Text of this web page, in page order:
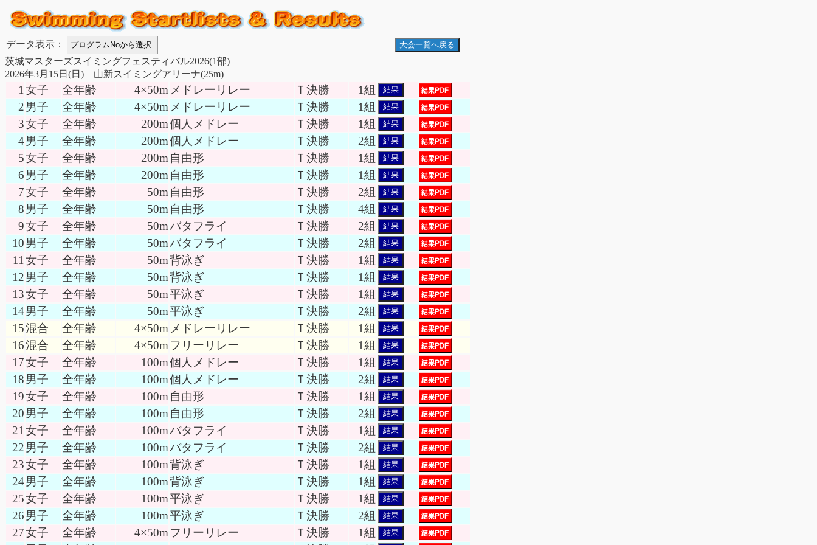
データ表示： 大会一覧へ戻る
茨城マスターズスイミングフェスティバル2026(1部)
2026年3月15日(日) 山新スイミングアリーナ(25m)
1 女子 全年齢 4×50m メドレーリレー Ｔ決勝 1組 結果
2男子 全年齢 4×50m メドレーリレー Ｔ決勝 1組 結果
3女子 全年齢 200m個人メドレー Ｔ決勝 1組 結果
4男子 全年齢 200m個人メドレー Ｔ決勝 2組 結果
5女子 全年齢 200m 自由形 Ｔ決勝 1組 結果
6男子 全年齢 200m 自由形 Ｔ決勝 1組 結果
7女子 全年齢 50m 自由形 Ｔ決勝 2組 結果
8男子 全年齢 50m 自由形 Ｔ決勝 4組 結果
9女子 全年齢 50mバタフライ Ｔ決勝 2組 結果
10男子 全年齢 50mバタフライ Ｔ決勝 2組 結果
11 女子 全年齢 50m背泳ぎ Ｔ決勝 1組 結果
12男子 全年齢 50m背泳ぎ Ｔ決勝 1組 結果
13女子 全年齢 50m平泳ぎ Ｔ決勝 1組 結果
14男子 全年齢 50m平泳ぎ Ｔ決勝 2組 結果
15混合 全年齢 4×50m メドレーリレー Ｔ決勝 1組 結果
16混合 全年齢 4×50m フリーリレー Ｔ決勝 1組 結果
17女子 全年齢 100m個人メドレー Ｔ決勝 1組 結果
18男子 全年齢 100m個人メドレー Ｔ決勝 2組 結果
19女子 全年齢 100m 自由形 Ｔ決勝 1組 結果
20男子 全年齢 100m 自由形 Ｔ決勝 2組 結果
21 女子 全年齢 100mバタフライ Ｔ決勝 1組 結果
22男子 全年齢 100mバタフライ Ｔ決勝 2組 結果
23女子 全年齢 100m背泳ぎ Ｔ決勝 1組 結果
24男子 全年齢 100m背泳ぎ Ｔ決勝 1組 結果
25女子 全年齢 100m平泳ぎ Ｔ決勝 1組 結果
26男子 全年齢 100m平泳ぎ Ｔ決勝 2組 結果
27女子 全年齢 4×50m フリーリレー Ｔ決勝 1組 結果